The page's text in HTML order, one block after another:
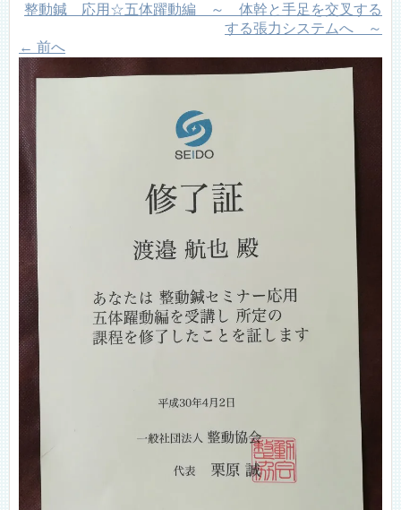
整動鍼 応用☆五体躍動編 ～ 体幹と手足を交叉する
する張力システムへ ～
← 前へ